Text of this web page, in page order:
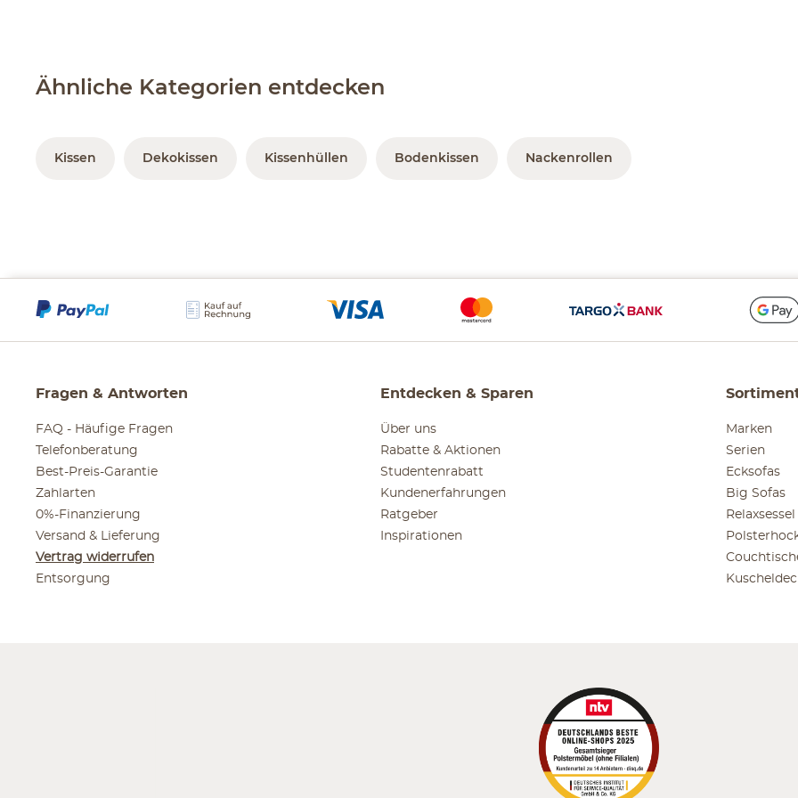
Ähnliche Kategorien entdecken
Kissen Dekokissen Kissenhüllen Bodenkissen Nackenrollen
Fragen & Antworten
FAQ - Häufige Fragen
Telefonberatung
Best-Preis-Garantie
Zahlarten
0%-Finanzierung
Versand & Lieferung
Vertrag widerrufen
Entsorgung
Entdecken & Sparen
Über uns
Rabatte & Aktionen
Studentenrabatt
Kundenerfahrungen
Ratgeber
Inspirationen
Marken
Serien
Ecksofas
Big Sofas
Relaxsessel